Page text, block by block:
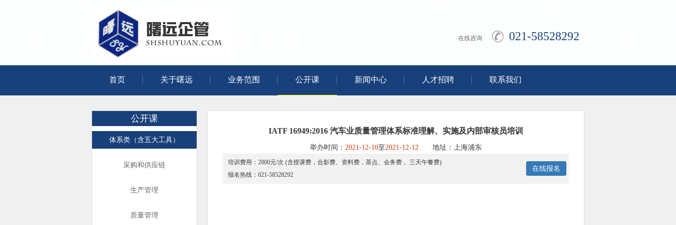
在线咨询 021-58528292
首页 关于曙远 业务范围 公开课 新闻中心 人才招聘 联系我们
公开课
体系类（含五大工具）
采购和供应链
生产管理
质量管理
IATF 16949:2016 汽车业质量管理体系标准理解、实施及内部审核员培训
举办时间： 2021-12-10至2021-12-12 地址：上海浦东
培训费用：2800元/次 (含授课费，合影费、资料费，茶点、会务费， 三天午餐费)
报名热线：021-58528292
在线报名